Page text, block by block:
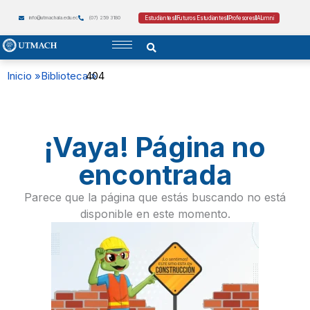
info@utmachala.edu.ec (07) 259 3180 Estudiantes Futuros Estudiantes Profesores Alumni
Inicio »Biblioteca »
404
¡Vaya! Página no
encontrada
Parece que la página que estás buscando no está
disponible en este momento.